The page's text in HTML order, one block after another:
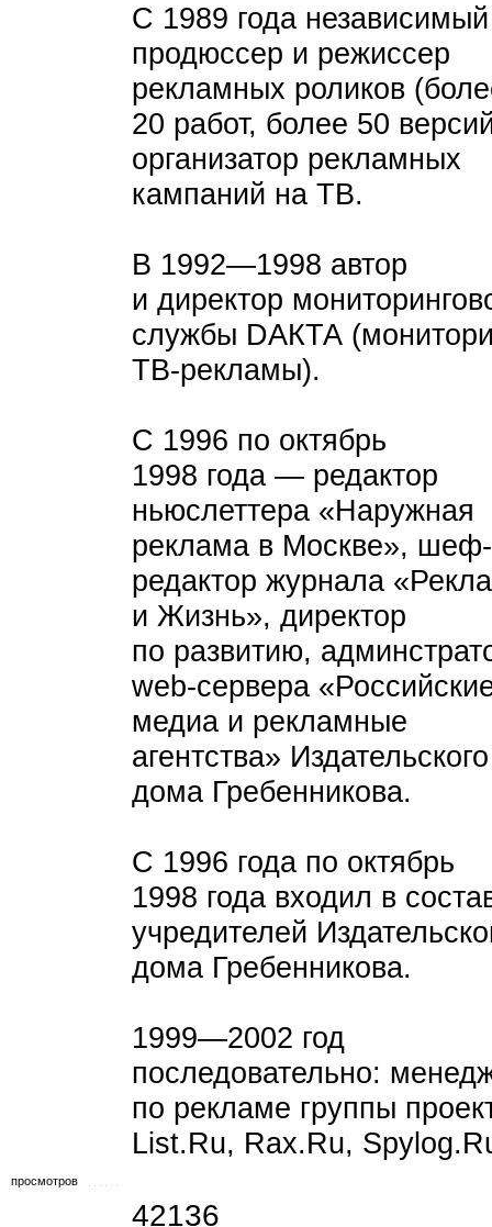
С 1989 года независимый
продюссер и режиссер
рекламных роликов
20 работ, более 50
организатор рекламных
кампаний на ТВ.
В 1992—1998 автор
и директор
службы DАКТА
ТВ-рекламы).
С 1996 по октябрь
1998 года — редактор
ньюслеттера «Наружная
реклама в Москве», шеф-
редактор журнала
и Жизнь», директор
по развитию,
web-сервера
медиа и рекламные
агентства» Издательского
дома Гребенникова.
С 1996 года по октябрь
1998 года входил в
учредителей
дома Гребенникова.
1999—2002 год
последовательно:
по рекламе группы
List.Ru, Rax.Ru,
просмотров
42136